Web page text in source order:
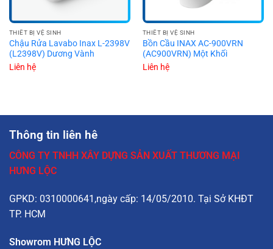
THIẾT BỊ VỆ SINH
Chậu Rửa Lavabo Inax L-2398V
(L2398V) Dương Vành
Liên hệ
THIẾT BỊ VỆ SINH
Bồn Cầu INAX AC-900VRN
(AC900VRN) Một Khối
Liên hệ
Thông tin liên hê
CÔNG TY TNHH XÂY DỰNG SẢN XUẤT THƯƠNG MẠI
HƯNG LỘC
GPKD: 0310000641,ngày cấp: 14/05/2010. Tại Sở KHĐT
TP. HCM
Showrom HƯNG LỘC